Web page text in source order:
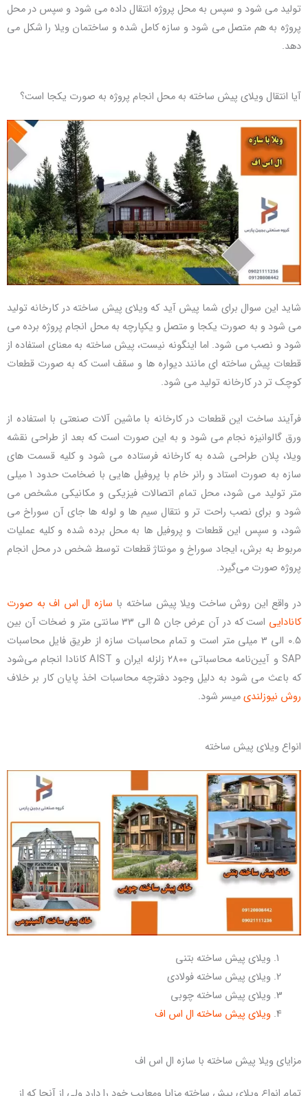
تولید می شود و سپس به محل پروژه انتقال داده می شود و سپس در محل
پروژه به هم متصل می شود و سازه کامل شده و ساختمان ویلا را شکل می
دهد.
آیا انتقال ویلای پیش ساخته به محل انجام پروژه به صورت یکجا است؟
شاید این سوال برای شما پیش آید که ویلای پیش ساخته در کارخانه تولید
می شود و به صورت یکجا و متصل و یکپارچه به محل انجام پروژه برده می
شود و نصب می شود. اما اینگونه نیست، پیش ساخته به معنای استفاده از
قطعات پیش ساخته ای مانند دیواره ها و سقف است که به صورت قطعات
کوچک تر در کارخانه تولید می شود.
فرآیند ساخت این قطعات در کارخانه با ماشین آلات صنعتی با استفاده از
ورق گالوانیزه نجام می شود و به این صورت است که بعد از طراحی نقشه
ویلا، پلان طراحی شده به کارخانه فرستاده می شود و کلیه قسمت های
سازه به صورت استاد و رانر خام با پروفیل هایی با ضخامت حدود 1 میلی
متر تولید می شود، محل تمام اتصالات فیزیکی و مکانیکی مشخص می
شود و برای نصب راحت تر و نتقال سیم ها و لوله ها جای آن سوراخ می
شود، و سپس این قطعات و پروفیل ها به محل برده شده و کلیه عملیات
مربوط به برش، ایجاد سوراخ و مونتاژ قطعات توسط شخص در محل انجام
پروژه صورت می‌گیرد.
در واقع این روش ساخت ویلا پیش ساخته با سازه ال اس اف به صورت
کانادایی
است که در آن عرض جان 5 الی 33 سانتی متر و ضخات آن بین
0.5 الی 3 میلی متر است و تمام محاسبات سازه از طریق فایل محاسبات
SAP و آیین‌نامه محاسباتی ۲۸۰۰ زلزله ایران و AIST کانادا انجام می‌شود
که باعث می شود به دلیل وجود دفترچه محاسبات اخذ پایان کار بر خلاف
روش نیوزلندیمیسر شود.
انواع ویلای پیش ساخته
ویلای پیش ساخته بتنی
ویلای پیش ساخته فولادی
ویلای پیش ساخته چوبی
ویلای پیش ساخته ال اس اف
مزایای ویلا پیش ساخته با سازه ال اس اف